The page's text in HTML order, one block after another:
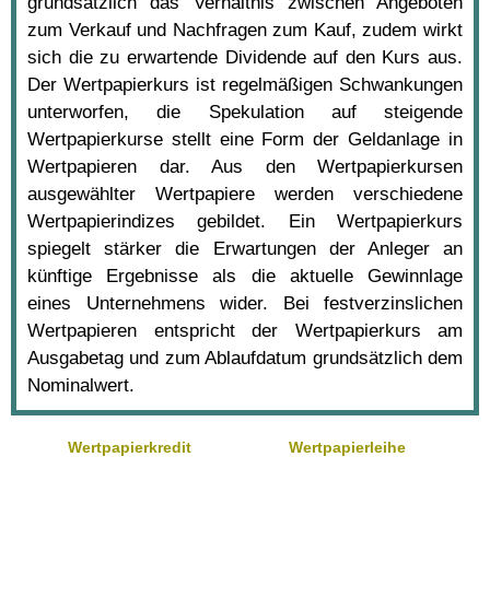
zum Verkauf und Nachfragen zum Kauf, zudem wirkt
sich die zu erwartende Dividende auf den Kurs aus.
Der Wertpapierkurs ist regelmäßigen Schwankungen
unterworfen, die Spekulation auf steigende
Wertpapierkurse stellt eine Form der Geldanlage in
Wertpapieren dar. Aus den Wertpapierkursen
ausgewählter Wertpapiere werden verschiedene
Wertpapierindizes gebildet. Ein Wertpapierkurs
spiegelt stärker die Erwartungen der Anleger an
künftige Ergebnisse als die aktuelle Gewinnlage
eines Unternehmens wider. Bei festverzinslichen
Wertpapieren entspricht der Wertpapierkurs am
Ausgabetag und zum Ablaufdatum grundsätzlich dem
Nominalwert.
Wertpapierkredit Wertpapierleihe